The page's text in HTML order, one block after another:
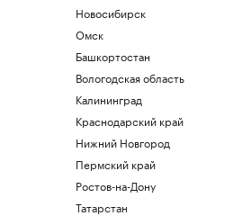
на треть
зависимость
оборудования
Новосибирск
Омск
Башкортостан
Вологодская область
Калининград
Краснодарский край
Нижний Новгород
Пермский край
Ростов-на-Дону
Татарстан